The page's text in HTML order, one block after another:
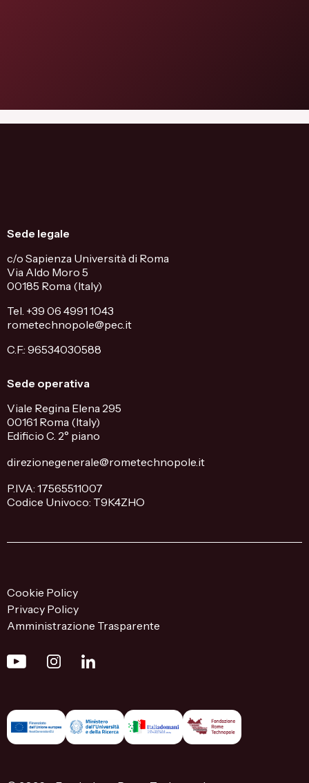
Sede legale
c/o Sapienza Università di Roma
Via Aldo Moro 5
00185 Roma (Italy)
Tel. +39 06 4991 1043
rometechnopole@pec.it
C.F.: 96534030588
Sede operativa
Viale Regina Elena 295
00161 Roma (Italy)
Edificio C. 2° piano
direzionegenerale@rometechnopole.it
P.IVA: 17565511007
Codice Univoco: T9K4ZHO
Cookie Policy
Privacy Policy
Amministrazione Trasparente